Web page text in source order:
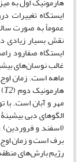
ایستگاه تغییرات
عموماً به صورت
نقش بسیار زیادی
ایستگاه صفارود
غالب نوسان‌های
ماهه است. زمان
هارمونیک دوم (T2
مهر و آبان است.
الگوهای دبی
(اسفند و
برف است و زمان اوج
رژیم بارش‌های